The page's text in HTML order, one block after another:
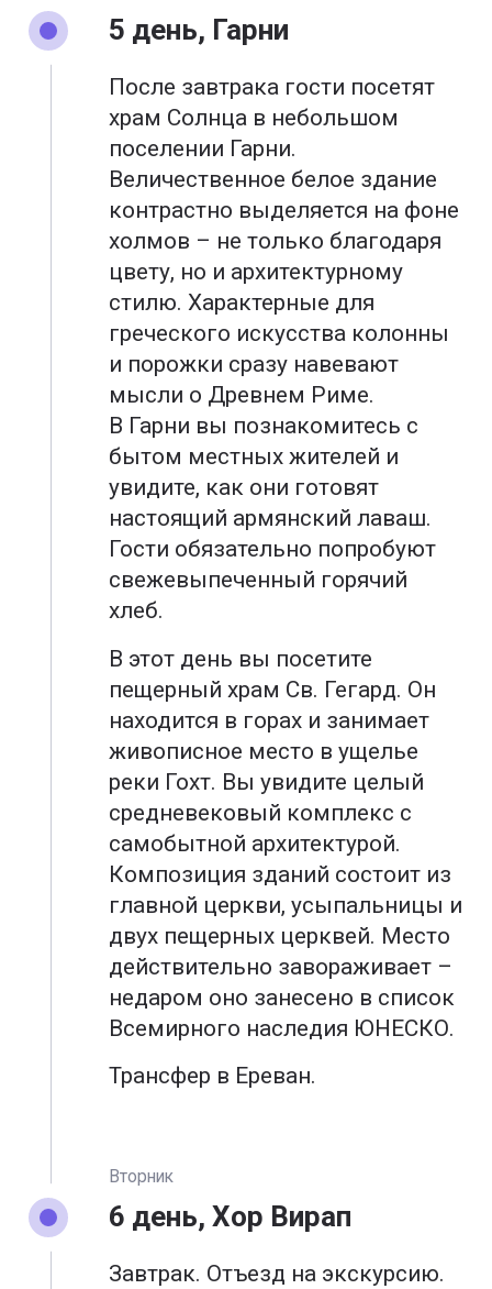
5 день, Гарни
После завтрака гости посетят
храм Солнца в небольшом
поселении Гарни.
Величественное белое здание
контрастно выделяется на фоне
холмов – не только благодаря
цвету, но и архитектурному
стилю. Характерные для
греческого искусства колонны
и порожки сразу навевают
мысли о Древнем Риме.
В Гарни вы познакомитесь с
бытом местных жителей и
увидите, как они готовят
настоящий армянский лаваш.
Гости обязательно попробуют
свежевыпеченный горячий
хлеб.
В этот день вы посетите
пещерный храм Св. Гегард. Он
находится в горах и занимает
живописное место в ущелье
реки Гохт. Вы увидите целый
средневековый комплекс с
самобытной архитектурой.
Композиция зданий состоит из
главной церкви, усыпальницы и
двух пещерных церквей. Место
действительно завораживает –
недаром оно занесено в список
Всемирного наследия ЮНЕСКО.
Трансфер в Ереван.
Вторник
6 день, Хор Вирап
Завтрак. Отъезд на экскурсию.